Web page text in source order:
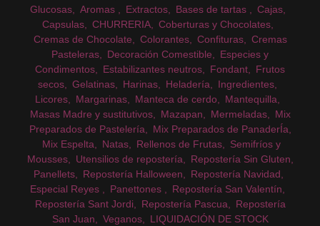
Glucosas
Aromas Extractos Bases de tartas
Cajas
Capsulas
CHURRERIA
Coberturas y Chocolates
Cremas de Chocolate
Colorantes Confituras
Cremas
Pasteleras
Decoración Comestible
Especies y
Condimentos
Estabilizantes neutros Fondant
Frutos
secos
Gelatinas Harinas Heladería
Ingredientes
Licores
Margarinas Manteca de cerdo
Mantequilla
Masas Madre y sustitutivos
Mazapan Mermeladas
Mix
Preparados de Pastelería
Mix Preparados de PanaderÍa
Mix Espelta
Natas Rellenos de Frutas
Semifríos y
Mousses
Utensilios de repostería
Repostería Sin Gluten
Panellets
Repostería Halloween
Repostería Navidad
Especial Reyes
Panettones
Repostería San Valentín
Repostería Sant Jordi
Repostería Pascua
Repostería
San Juan
Veganos LIQUIDACIÓN DE STOCK